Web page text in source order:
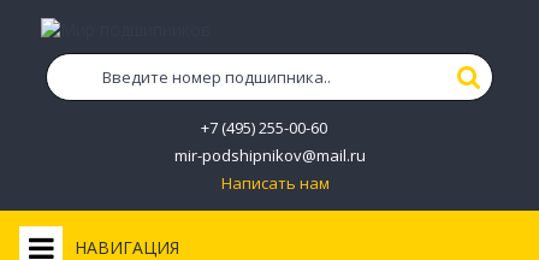
+7 (495) 255-00-60
mir-podshipnikov@mail.ru
Написать нам
НАВИГАЦИЯ